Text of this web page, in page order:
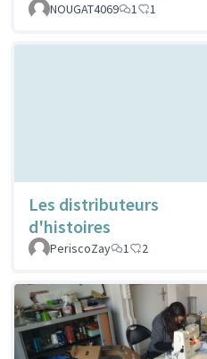
NOUGAT4069 1 1
Les distributeurs
d'histoires
PeriscoZay
1 2